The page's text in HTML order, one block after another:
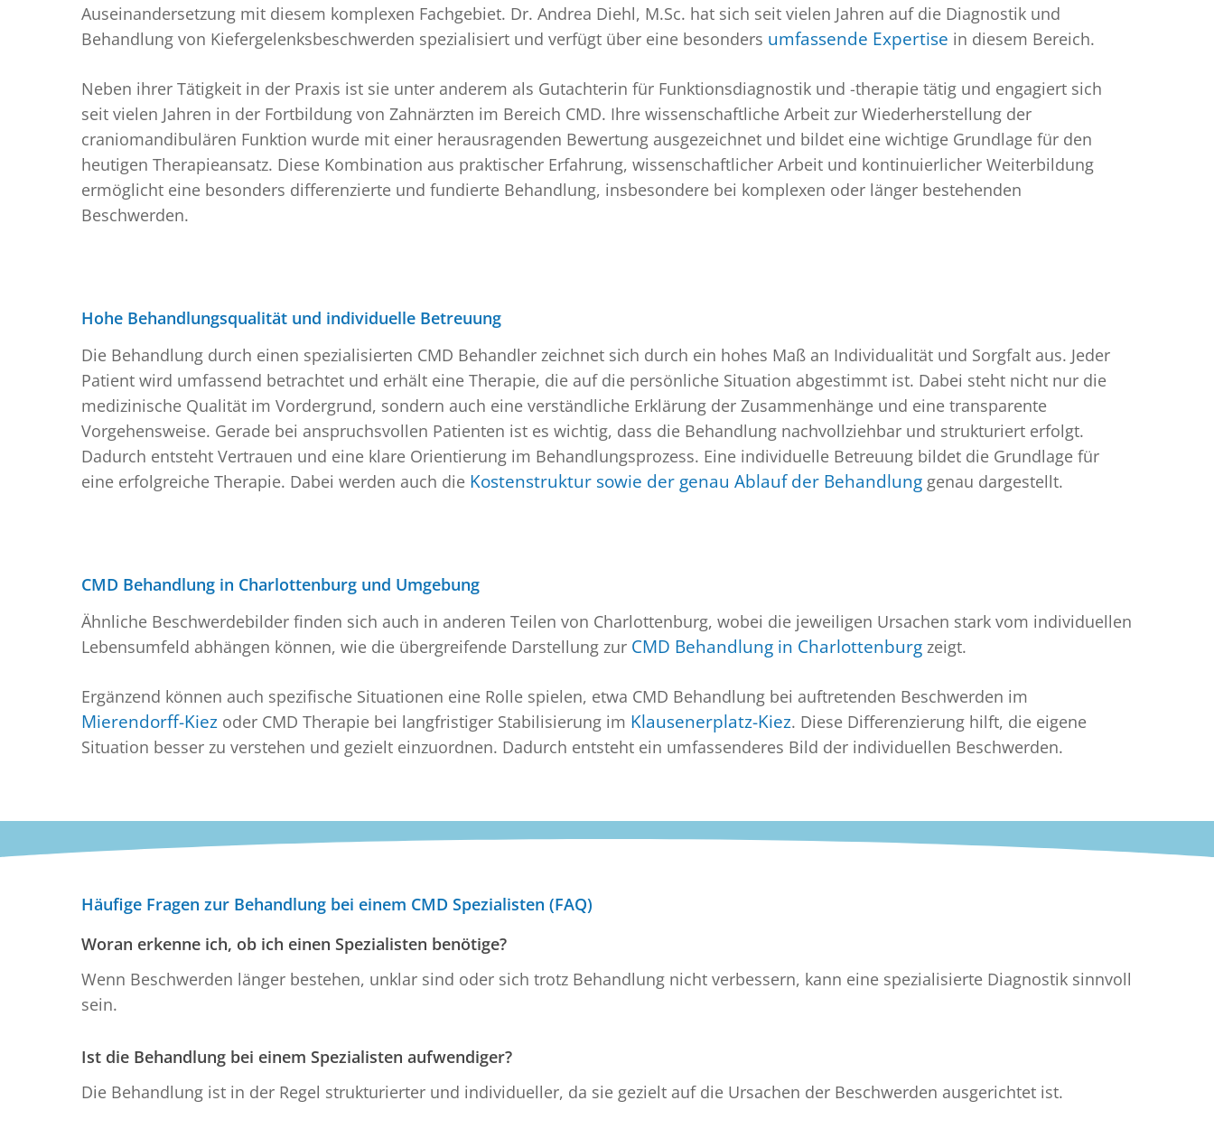
Auseinandersetzung mit diesem komplexen Fachgebiet. Dr. Andrea Diehl, M.Sc. hat sich seit vielen Jahren auf die Diagnostik und
Behandlung von Kiefergelenksbeschwerden spezialisiert und verfügt über eine besonders umfassende Expertise in diesem Bereich.
Neben ihrer Tätigkeit in der Praxis ist sie unter anderem als Gutachterin für Funktionsdiagnostik und -therapie tätig und engagiert sich
seit vielen Jahren in der Fortbildung von Zahnärzten im Bereich CMD. Ihre wissenschaftliche Arbeit zur Wiederherstellung der
craniomandibulären Funktion wurde mit einer herausragenden Bewertung ausgezeichnet und bildet eine wichtige Grundlage für den
heutigen Therapieansatz. Diese Kombination aus praktischer Erfahrung, wissenschaftlicher Arbeit und kontinuierlicher Weiterbildung
ermöglicht eine besonders differenzierte und fundierte Behandlung, insbesondere bei komplexen oder länger bestehenden
Beschwerden.
Hohe Behandlungsqualität und individuelle Betreuung
Die Behandlung durch einen spezialisierten CMD Behandler zeichnet sich durch ein hohes Maß an Individualität und Sorgfalt aus. Jeder
Patient wird umfassend betrachtet und erhält eine Therapie, die auf die persönliche Situation abgestimmt ist. Dabei steht nicht nur die
medizinische Qualität im Vordergrund, sondern auch eine verständliche Erklärung der Zusammenhänge und eine transparente
Vorgehensweise. Gerade bei anspruchsvollen Patienten ist es wichtig, dass die Behandlung nachvollziehbar und strukturiert erfolgt.
Dadurch entsteht Vertrauen und eine klare Orientierung im Behandlungsprozess. Eine individuelle Betreuung bildet die Grundlage für
eine erfolgreiche Therapie. Dabei werden auch die Kostenstruktur sowie der genau Ablauf der Behandlung genau dargestellt.
CMD Behandlung in Charlottenburg und Umgebung
Ähnliche Beschwerdebilder finden sich auch in anderen Teilen von Charlottenburg, wobei die jeweiligen Ursachen stark vom individuellen
Lebensumfeld abhängen können, wie die übergreifende Darstellung zur CMD Behandlung in Charlottenburg zeigt.
Ergänzend können auch spezifische Situationen eine Rolle spielen, etwa CMD Behandlung bei auftretenden Beschwerden im
Mierendorff-Kiez oder CMD Therapie bei langfristiger Stabilisierung im Klausenerplatz-Kiez. Diese Differenzierung hilft, die eigene
Situation besser zu verstehen und gezielt einzuordnen. Dadurch entsteht ein umfassenderes Bild der individuellen Beschwerden.
Häufige Fragen zur Behandlung bei einem CMD Spezialisten (FAQ)
Woran erkenne ich, ob ich einen Spezialisten benötige?
Wenn Beschwerden länger bestehen, unklar sind oder sich trotz Behandlung nicht verbessern, kann eine spezialisierte Diagnostik sinnvoll
sein.
Ist die Behandlung bei einem Spezialisten aufwendiger?
Die Behandlung ist in der Regel strukturierter und individueller, da sie gezielt auf die Ursachen der Beschwerden ausgerichtet ist.